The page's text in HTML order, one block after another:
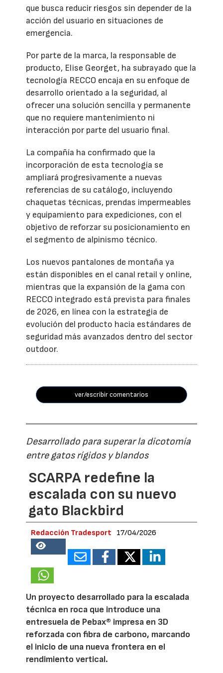
que busca reducir riesgos sin depender de la
acción del usuario en situaciones de
emergencia.
Por parte de la marca, la responsable de
producto, Elise Georget, ha subrayado que la
tecnología RECCO encaja en su enfoque de
desarrollo orientado a la seguridad, al
ofrecer una solución sencilla y permanente
que no requiere mantenimiento ni
interacción por parte del usuario final.
La compañía ha confirmado que la
incorporación de esta tecnología se
ampliará progresivamente a nuevas
referencias de su catálogo, incluyendo
chaquetas técnicas, prendas impermeables
y equipamiento para expediciones, con el
objetivo de reforzar su posicionamiento en
el segmento de alpinismo técnico.
Los nuevos pantalones de montaña ya
están disponibles en el canal retail y online,
mientras que la expansión de la gama con
RECCO integrado está prevista para finales
de 2026, en línea con la estrategia de
evolución del producto hacia estándares de
seguridad más avanzados dentro del sector
outdoor.
ver/escribir comentarios
Desarrollado para superar la dicotomía
entre gatos rígidos y blandos
SCARPA redefine la
escalada con su nuevo
gato Blackbird
Redacción Tradesport 17/04/2026
18867
Un proyecto desarrollado para la escalada
técnica en roca que introduce una
entresuela de Pebax® impresa en 3D
reforzada con fibra de carbono, marcando
el inicio de una nueva frontera en el
rendimiento vertical.